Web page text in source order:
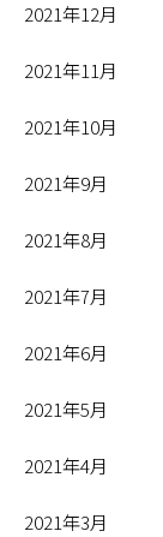
2021年12月
2021年11月
2021年10月
2021年9月
2021年8月
2021年7月
2021年6月
2021年5月
2021年4月
2021年3月